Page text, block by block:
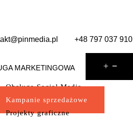
+48 797 037 910
MARKETINGOWA
Obsługa Social Media
Kampanie sprzedażowe
Projekty graficzne